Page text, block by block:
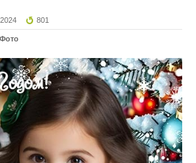
801